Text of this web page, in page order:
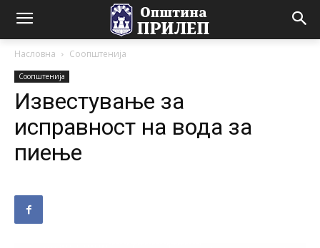
Насловна Соопштенија
Соопштенија
Известување за
исправност на вода за
пиење